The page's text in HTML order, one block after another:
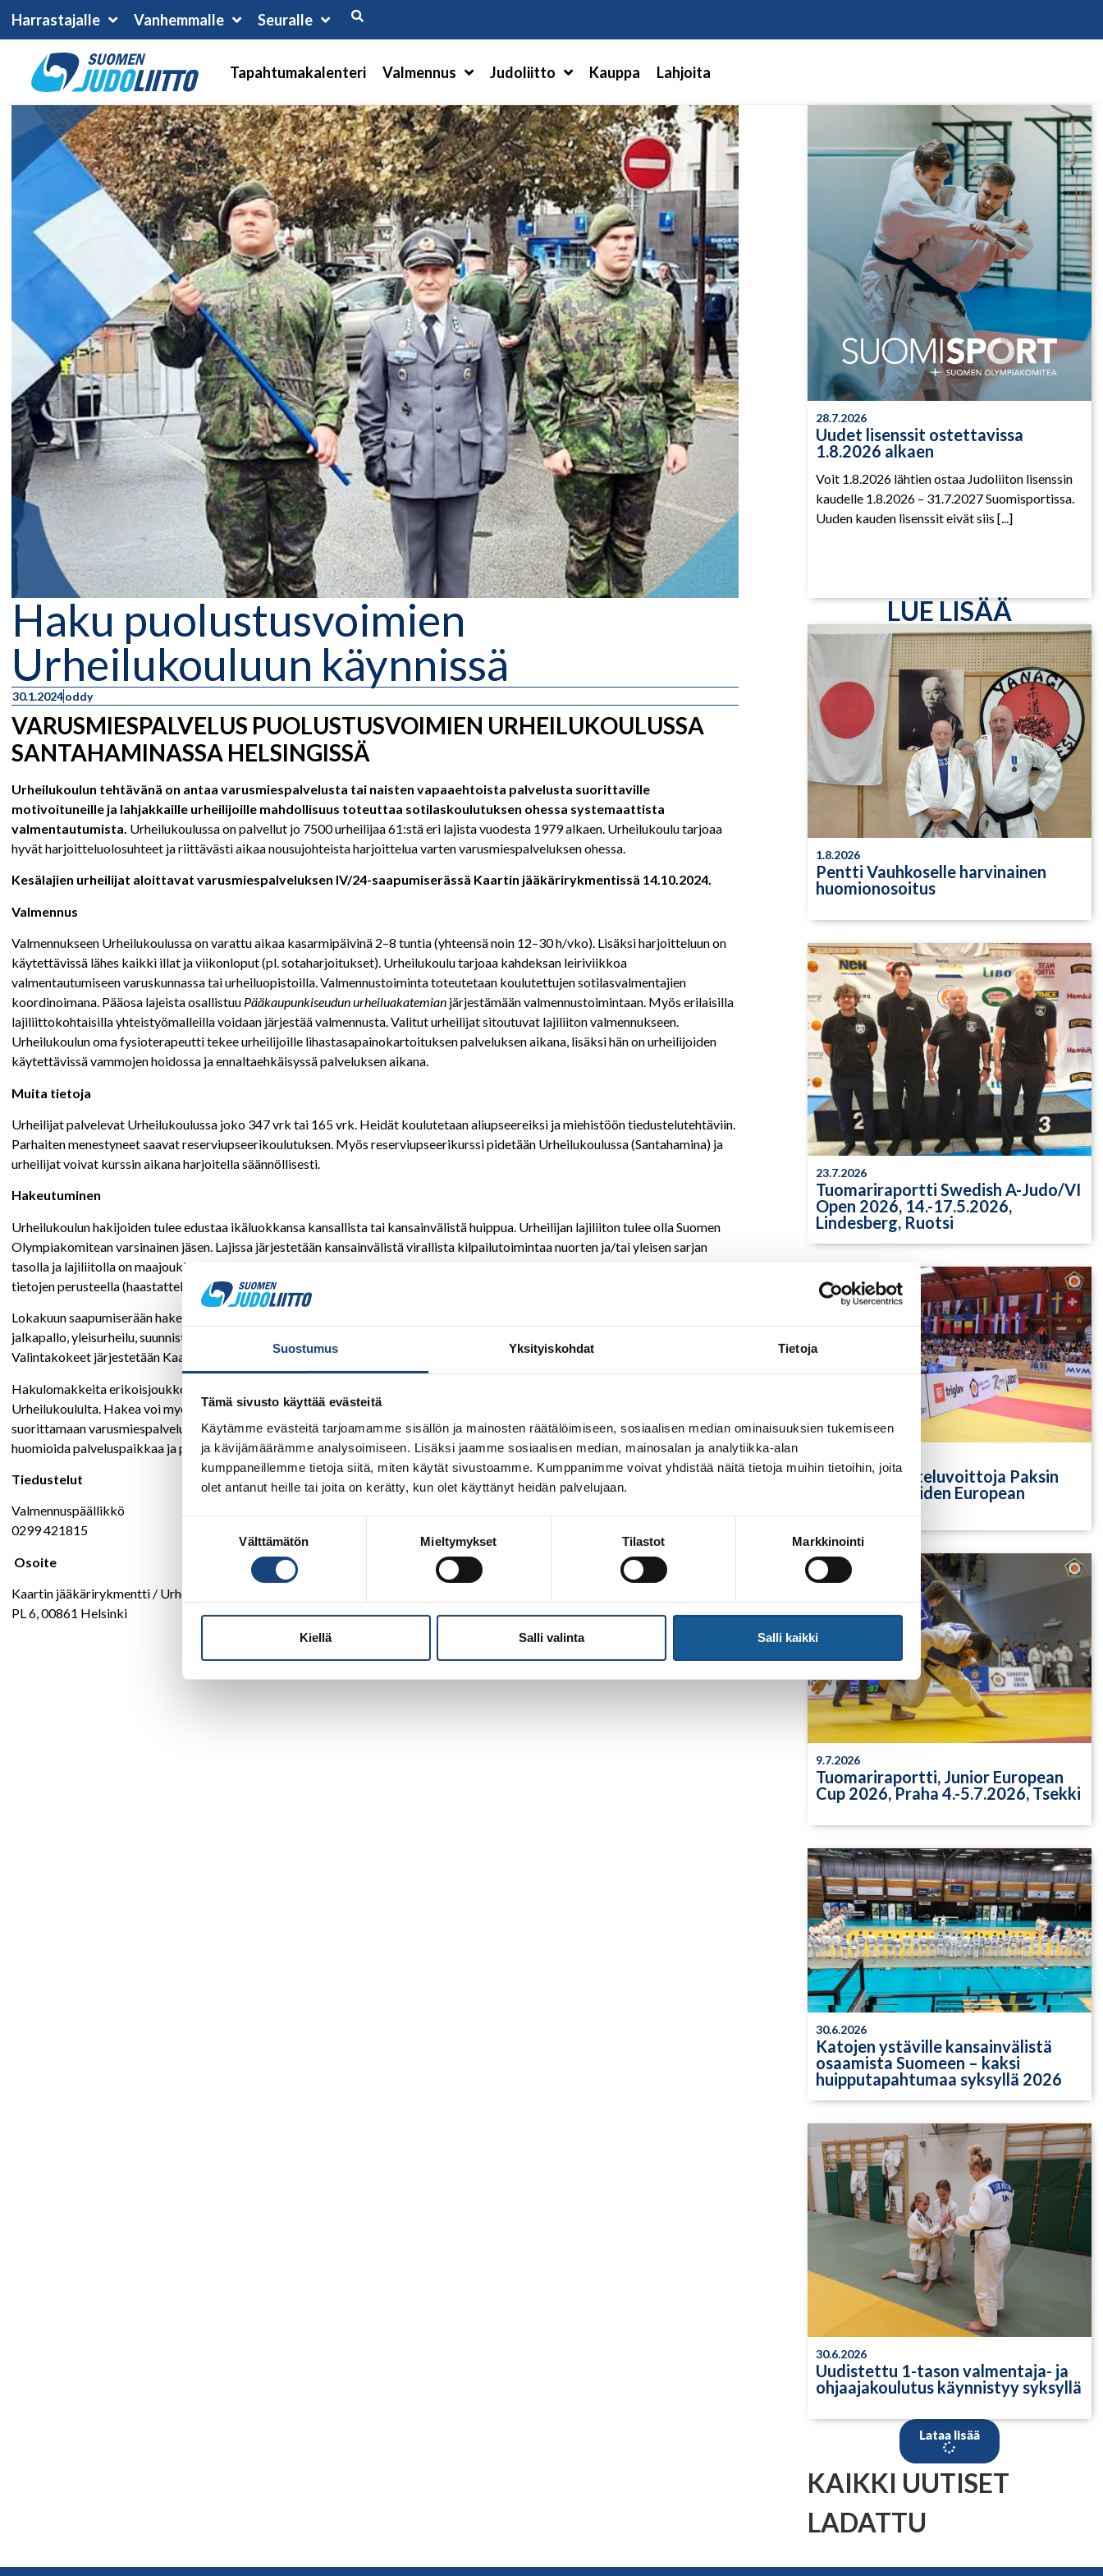
Suostumus Yksityiskohdat Tietoja
Tämä sivusto käyttää evästeitä
Käytämme evästeitä tarjoamamme sisällön ja mainosten räätälöimiseen, sosiaalisen median ominaisuuksien tukemiseen
ja kävijämäärämme analysoimiseen. Lisäksi jaamme sosiaalisen median, mainosalan ja analytiikka-alan
kumppaneillemme tietoja siitä, miten käytät sivustoamme. Kumppanimme voivat yhdistää näitä tietoja muihin tietoihin, joita
olet antanut heille tai joita on kerätty, kun olet käyttänyt heidän palvelujaan.
Välttämätön Mieltymykset Tilastot Markkinointi
Kiellä Salli valinta Salli kaikki
Harrastajalle Vanhemmalle Seuralle
Tapahtumakalenteri Valmennus Judoliitto Kauppa Lahjoita
Haku puolustusvoimien
Urheilukouluun käynnissä
30.1.2024oddy
VARUSMIESPALVELUS PUOLUSTUSVOIMIEN URHEILUKOULUSSA
SANTAHAMINASSA HELSINGISSÄ
Urheilukoulun tehtävänä on antaa varusmiespalvelusta tai naisten vapaaehtoista palvelusta suorittaville
motivoituneille ja lahjakkaille urheilijoille mahdollisuus toteuttaa sotilaskoulutuksen ohessa systemaattista
valmentautumista. Urheilukoulussa on palvellut jo 7500 urheilijaa 61:stä eri lajista vuodesta 1979 alkaen. Urheilukoulu tarjoaa
hyvät harjoitteluolosuhteet ja riittävästi aikaa nousujohteista harjoittelua varten varusmiespalveluksen ohessa.
Kesälajien urheilijat aloittavat varusmiespalveluksen IV/24-saapumiserässä Kaartin jääkärirykmentissä 14.10.2024.
Valmennus
Valmennukseen Urheilukoulussa on varattu aikaa kasarmipäivinä 2–8 tuntia (yhteensä noin 12–30 h/vko). Lisäksi harjoitteluun on
käytettävissä lähes kaikki illat ja viikonloput (pl. sotaharjoitukset). Urheilukoulu tarjoaa kahdeksan leiriviikkoa
valmentautumiseen varuskunnassa tai urheiluopistoilla. Valmennustoiminta toteutetaan koulutettujen sotilasvalmentajien
koordinoimana. Pääosa lajeista osallistuu Pääkaupunkiseudun urheiluakatemian järjestämään valmennustoimintaan. Myös erilaisilla
lajiliittokohtaisilla yhteistyömalleilla voidaan järjestää valmennusta. Valitut urheilijat sitoutuvat lajiliiton valmennukseen.
Urheilukoulun oma fysioterapeutti tekee urheilijoille lihastasapainokartoituksen palveluksen aikana, lisäksi hän on urheilijoiden
käytettävissä vammojen hoidossa ja ennaltaehkäisyssä palveluksen aikana.
Muita tietoja
Urheilijat palvelevat Urheilukoulussa joko 347 vrk tai 165 vrk. Heidät koulutetaan aliupseereiksi ja miehistöön tiedustelutehtäviin.
Parhaiten menestyneet saavat reserviupseerikoulutuksen. Myös reserviupseerikurssi pidetään Urheilukoulussa (Santahamina) ja
urheilijat voivat kurssin aikana harjoitella säännöllisesti.
Hakeutuminen
Urheilukoulun hakijoiden tulee edustaa ikäluokkansa kansallista tai kansainvälistä huippua. Urheilijan lajiliiton tulee olla Suomen
Olympiakomitean varsinainen jäsen. Lajissa järjestetään kansainvälistä virallista kilpailutoimintaa nuorten ja/tai yleisen sarjan
tasolla ja lajiliitolla on maajoukkuetoimintaa. Valinnat suoritetaan eri lajien asiantuntijalausuntojen sekä pääsykokeissa saatujen
tietojen perusteella (haastattelu, psykologiset- ja fyysiset testit).
Lokakuun saapumiserään hakevien kesälajien urheilijoiden, joiden kansallinen kilpailutoiminta ajoittuu keväästä syksyyn (mm.
jalkapallo, yleisurheilu, suunnistus, ammunta, moottori- ja vesilajit, judo, paini) on jätettävä hakemuksensa
Valintakokeet järjestetään Kaartin jääkärirykmentissä Helsingissä
Hakulomakkeita erikoisjoukkoihin saa internet-sivuilta (
Urheilukoululta. Hakea voi myös sähköisestihttps://asiointi.puolustusvoimat.fi
suorittamaan varusmiespalvelustaan Urheilukoulussa, hänen olisi hyvä tuoda asia esille jo kutsunnoissa, jotta asia voitaisiin
huomioida palveluspaikkaa ja palvelukseen astumisaikaa määrättäessä.
Tiedustelut
Valmennuspäällikkö
0299 421815
Osoite
Kaartin jääkärirykmentti / Urheilukoulu
PL 6, 00861 Helsinki
28.7.2026
Uudet lisenssit ostettavissa
1.8.2026 alkaen
Voit 1.8.2026 lähtien ostaa Judoliiton lisenssin
kaudelle 1.8.2026 – 31.7.2027 Suomisportissa.
Uuden kauden lisenssit eivät siis [...]
LUE LISÄÄ
1.8.2026
Pentti Vauhkoselle harvinainen
huomionosoitus
23.7.2026
Tuomariraportti Swedish A-Judo/VI
Open 2026, 14.-17.5.2026,
Lindesberg, Ruotsi
Yksittäisiä otteluvoittoja Paksin
alle 21-vuotiaiden European
9.7.2026
Tuomariraportti, Junior European
Cup 2026, Praha 4.-5.7.2026, Tsekki
30.6.2026
Katojen ystäville kansainvälistä
osaamista Suomeen – kaksi
huipputapahtumaa syksyllä 2026
30.6.2026
Uudistettu 1-tason valmentaja- ja
ohjaajakoulutus käynnistyy syksyllä
Lataa lisää
KAIKKI UUTISET
LADATTU